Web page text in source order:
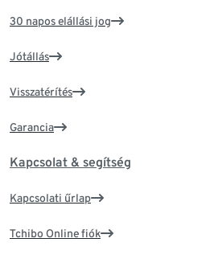
30 napos elállási jog
Jótállás
Visszatérítés
Garancia
Kapcsolat & segítség
Kapcsolati űrlap
Tchibo Online fiók